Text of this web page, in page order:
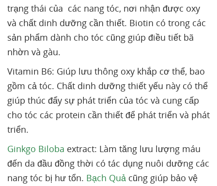
trạng thái của các nang tóc, nơi nhận được oxy
và chất dinh dưỡng cần thiết. Biotin có trong các
sản phẩm dành cho tóc cũng giúp điều tiết bã
nhờn và gàu.
Vitamin B6: Giúp lưu thông oxy khắp cơ thể, bao
gồm cả tóc. Chất dinh dưỡng thiết yếu này có thể
giúp thúc đẩy sự phát triển của tóc và cung cấp
cho tóc các protein cần thiết để phát triển và phát
triển.
Ginkgo Biloba extract: Làm tăng lưu lượng máu
đến da đầu đồng thời có tác dụng nuôi dưỡng các
nang tóc bị hư tổn. Bạch Quả cũng giúp bảo vệ